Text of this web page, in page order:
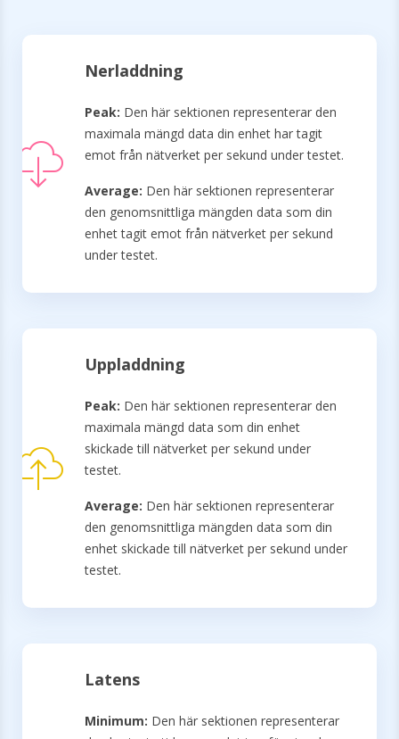
Nerladdning
Peak: Den här sektionen representerar den
maximala mängd data din enhet har tagit
emot från nätverket per sekund under testet.
Average: Den här sektionen representerar
den genomsnittliga mängden data som din
enhet tagit emot från nätverket per sekund
under testet.
Uppladdning
Peak: Den här sektionen representerar den
maximala mängd data som din enhet
skickade till nätverket per sekund under
testet.
Average: Den här sektionen representerar
den genomsnittliga mängden data som din
enhet skickade till nätverket per sekund under
testet.
Latens
Minimum: Den här sektionen representerar